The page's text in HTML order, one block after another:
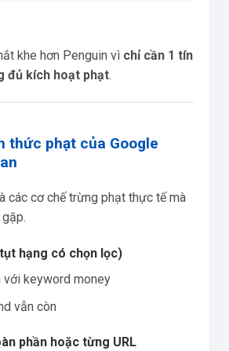
khe hơn Penguin vì chỉ cần 1 tín
đủ kích hoạt phạt.
thức phạt của Google
các cơ chế trừng phạt thực tế mà
hạng có chọn lọc)
với keyword money
vẫn còn
phần hoặc từng URL